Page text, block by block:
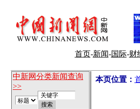
首页-新闻-国际-财
中新网分类新闻查询
>>
本页位置：